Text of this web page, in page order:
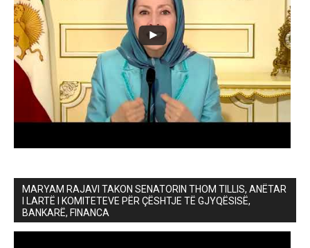
MARYAM RAJAVI TAKON SENATORIN THOM TILLIS, ANËTAR
I LARTË I KOMITETEVE PËR ÇËSHTJE TË GJYQËSISË,
BANKARË, FINANCA